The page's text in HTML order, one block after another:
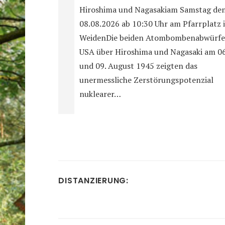
Hiroshima und Nagasakiam Samstag
08.08.2026 ab 10:30 Uhr am Pfarrplatz
WeidenDie beiden
USA über Hiroshima und Nagasaki am
und 09. August 1945 zeigten das
unermessliche Zerstörungspotenzial
nuklearer…
DISTANZIERUNG: